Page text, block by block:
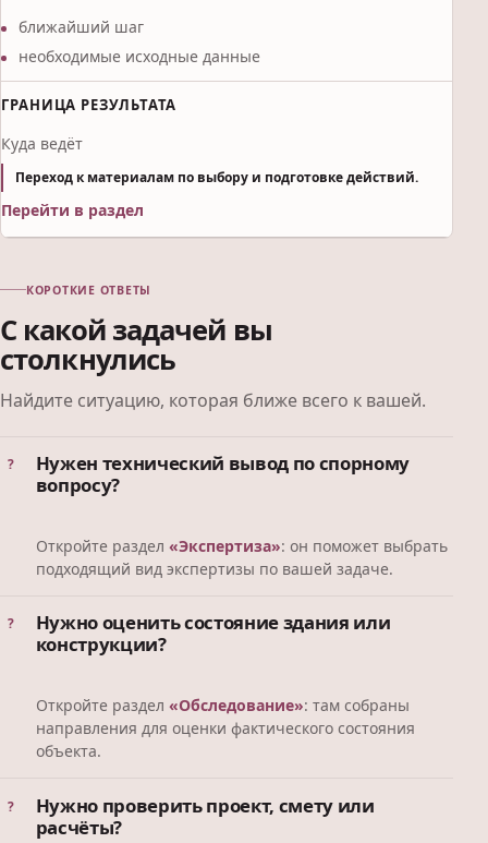
ближайший шаг
необходимые исходные данные
ГРАНИЦА РЕЗУЛЬТАТА
Куда ведёт
Переход к материалам по выбору и подготовке действий.
Перейти в раздел
КОРОТКИЕ ОТВЕТЫ
С какой задачей вы
столкнулись
Найдите ситуацию, которая ближе всего к вашей.
Нужен технический вывод по спорному
вопросу?
Откройте раздел «Экспертиза»: он поможет выбрать
подходящий вид экспертизы по вашей задаче.
Нужно оценить состояние здания или
конструкции?
Откройте раздел «Обследование»: там собраны
направления для оценки фактического состояния
объекта.
Нужно проверить проект, смету или
расчёты?